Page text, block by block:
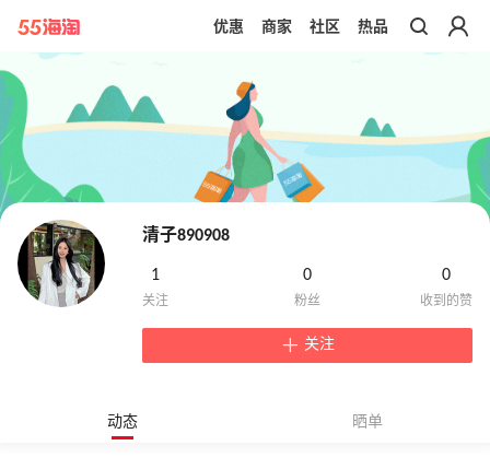
带你去官网买正品
优惠 商家 社区 热品
清子890908
1 0 0
关注
动态 晒单